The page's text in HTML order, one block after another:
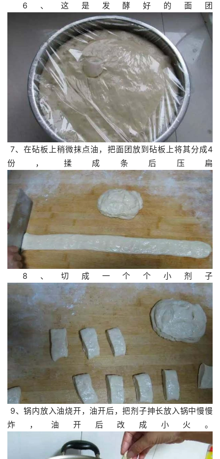
6、这是发酵好的面团
7、在砧板上稍微抹点油，把面团放到砧板上将其分成4
份，揉成条后压扁
8、切成一个个小剂子
炸，油开后改成小火。